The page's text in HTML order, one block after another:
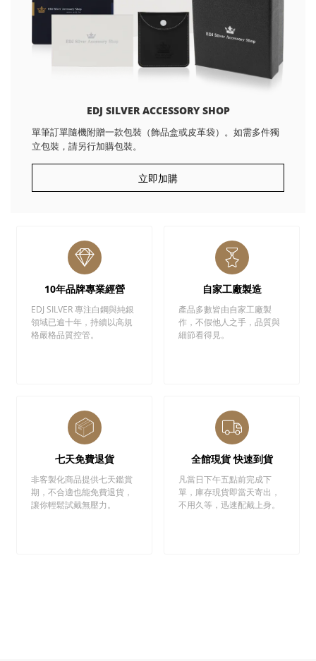
EDJ SILVER ACCESSORY SHOP
單筆訂單隨機附贈一款包裝（飾品盒或皮革袋）。如需多件獨
立包裝，請另行加購包裝。
立即加購
10年品牌專業經營
EDJ SILVER 專注白鋼與純銀
領域已逾十年，持續以高規
格嚴格品質控管。
自家工廠製造
產品多數皆由自家工廠製
作，不假他人之手，品質與
細節看得見。
七天免費退貨
非客製化商品提供七天鑑賞
期，不合適也能免費退貨，
讓你輕鬆試戴無壓力。
全館現貨 快速到貨
凡當日下午五點前完成下
單，庫存現貨即當天寄出，
不用久等，迅速配戴上身。